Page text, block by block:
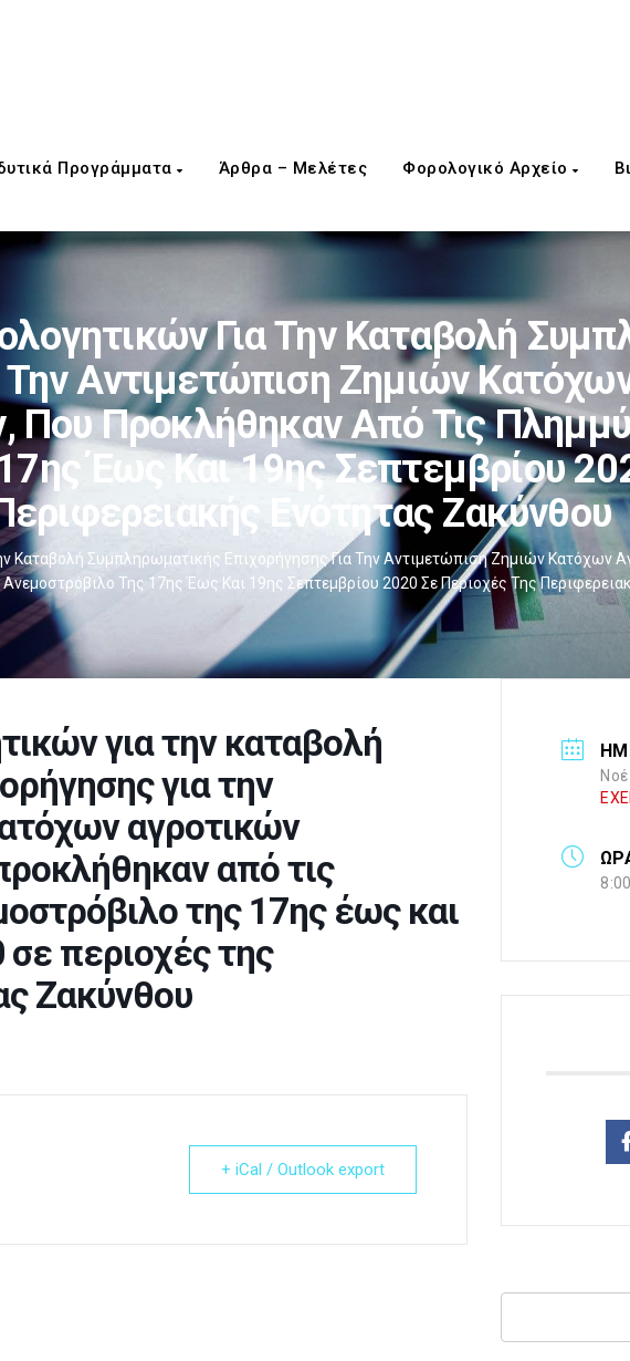
Προγράμματα Άρθρα – Μελέτες Φορολογικό Αρχείο
Για Την Καταβολή
Την Αντιμετώπιση Ζημιών
Που Προκλήθηκαν Από Τις
Έως Και 19ης Σεπτεμβρίου
Ενότητας Ζακύνθου
Καταβολή Συμπληρωματικής Επιχορήγησης Για Την Αντιμετώπιση Ζημιών Κατόχων
Της 17ης Έως Και 19ης Σεπτεμβρίου 2020 Σε Περιοχές Της
για την καταβολή
για την
αγροτικών
από τις
της 17ης έως και
περιοχές της
Ζακύνθου
+ iCal / Outlook export